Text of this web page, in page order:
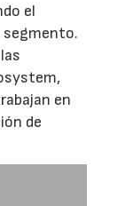
el
segmento.
en
de